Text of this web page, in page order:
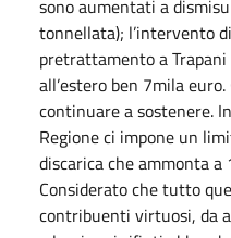
sono aumentati a
tonnellata); l’intervento
pretrattamento a
all’estero ben 7mila
continuare a sostenere.
Regione ci impone un
discarica che ammonta
Considerato che tutto
contribuenti virtuosi, da